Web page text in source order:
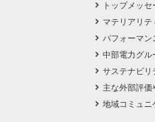
トップメッセ
マテリアリテ
パフォーマン
中部電力グル
サステナビリ
主な外部評価
地域コミュニ